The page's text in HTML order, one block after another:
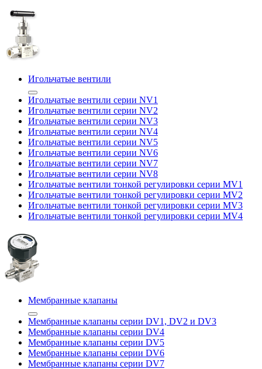
Игольчатые вентили
Игольчатые вентили серии NV1
Игольчатые вентили серии NV2
Игольчатые вентили серии NV3
Игольчатые вентили серии NV4
Игольчатые вентили серии NV5
Игольчатые вентили серии NV6
Игольчатые вентили серии NV7
Игольчатые вентили серии NV8
Игольчатые вентили тонкой регулировки серии MV1
Игольчатые вентили тонкой регулировки серии MV2
Игольчатые вентили тонкой регулировки серии MV3
Игольчатые вентили тонкой регулировки серии MV4
Мембранные клапаны
Мембранные клапаны серии DV1, DV2 и DV3
Мембранные клапаны серии DV4
Мембранные клапаны серии DV5
Мембранные клапаны серии DV6
Мембранные клапаны серии DV7